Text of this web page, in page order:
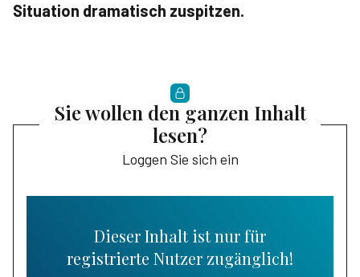
Situation dramatisch zuspitzen.
Sie wollen den ganzen Inhalt
lesen?
Loggen Sie sich ein
Dieser Inhalt ist nur für
registrierte Nutzer zugänglich!